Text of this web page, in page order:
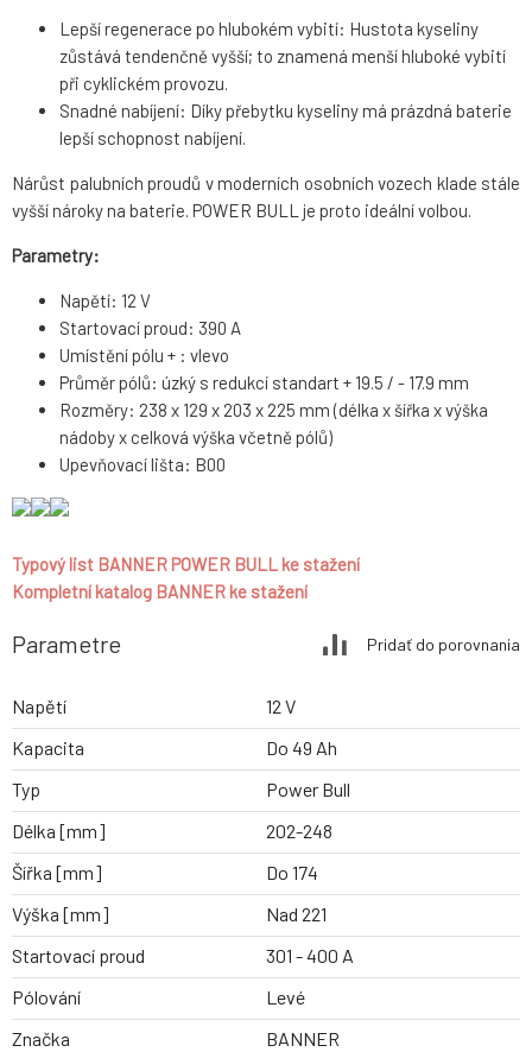
Lepší regenerace po hlubokém vybití: Hustota kyseliny
zůstává tendenčně vyšší; to znamená menší hluboké vybití
při cyklickém provozu.
Snadné nabíjení: Díky přebytku kyseliny má prázdná baterie
lepší schopnost nabíjení.
Nárůst palubních proudů v moderních osobních vozech klade stále
vyšší nároky na baterie. POWER BULL je proto ideální volbou.
Parametry:
Napětí: 12 V
Startovací proud: 390 A
Umístění pólu + : vlevo
Průměr pólů: úzký s redukcí standart + 19.5 / - 17.9 mm
Rozměry: 238 x 129 x 203 x 225 mm (délka x šířka x výška
nádoby x celková výška včetně pólů)
Upevňovací lišta: B00
Typový list BANNER POWER BULL ke stažení
Kompletní katalog BANNER ke stažení
Parametre Pridať do porovnania
Napětí
12 V
Kapacita
Do 49 Ah
Typ
Power Bull
Délka [mm]
202-248
Šířka [mm]
Do 174
Výška [mm]
Nad 221
Startovací proud
301 - 400 A
Pólování
Levé
Značka
BANNER